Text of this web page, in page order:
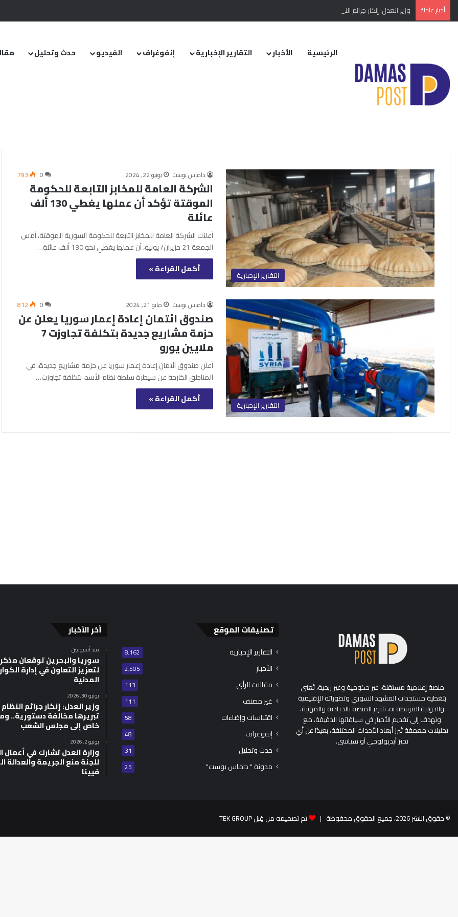
أخبار عاجلة وزير العدل: إنكار جرائم النظام البائد أو تبريرها مخالفة دستورية.. ومشروع قانون خاص إلى مجلس الشعب
الرئيسية الأخبار التقارير الإخبارية إنفوغراف الفيديو حدث وتحليل
الرئيسية/صندوق الائتمان
صندوق الائتمان
التقارير الإخبارية
داماس بوست يونيو 22, 2024 0
793
الشركة العامة للمخابز التابعة للحكومة
الموقتة تؤكد أن عملها يغطي 130 ألف
عائلة
أعلنت الشركة العامة للمخابز التابعة للحكومة السورية الموقتة، أمس
الجمعة 21 حزيران/ يونيو، أن عملها يغطي نحو 130 ألف عائلة…
أكمل القراءة »
التقارير الإخبارية
داماس بوست مايو 21, 2024 0
812
صندوق ائتمان إعادة إعمار سوريا يعلن عن
حزمة مشاريع جديدة بتكلفة تجاوزت 7
ملايين يورو
أعلن صندوق ائتمان إعادة إعمار سوريا عن حزمة مشاريع جديدة، في
المناطق الخارجة عن سيطرة سلطة نظام الأسد، بتكلفة تجاوزت…
أكمل القراءة »
منصة إعلامية مستقلة، غير حكومية وغير ربحية، تُعنى
بتغطية مستجدات المشهد السوري وتطوراته الإقليمية
والدولية المرتبطة به. تلتزم المنصة بالحيادية والمهنية،
وتهدف إلى تقديم الأخبار في سياقاتها الدقيقة، مع
تحليلات معمقة تُبرز أبعاد الأحداث المختلفة، بعيدًا عن أي
تحيز أيديولوجي أو سياسي.
تصنيفات الموقع
التقارير الإخبارية 8٬162
الأخبار 2٬505
مقالات الرأي 113
غير مصنف 111
اقتباسات وإضاءات 58
إنفوغراف 48
حدث وتحليل 31
مدونة " داماس بوست" 25
أخر الأخبار
منذ أسبوعين
سوريا والبحرين توقعان
لتعزيز التعاون في إدارة
المدنية
يونيو 30, 2026
وزير العدل: إنكار جرائم النظام
تبريرها مخالفة دستورية..
خاص إلى مجلس الشعب
يونيو 2, 2026
للجنة منع الجريمة والعدالة
فيينا
© حقوق النشر 2026، جميع الحقوق محفوظة | تم تصميمه من قِبل TEK GROUP